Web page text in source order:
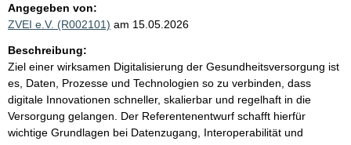
Angegeben von:
ZVEI e.V. (R002101) am 15.05.2026
Beschreibung:
Ziel einer wirksamen Digitalisierung der Gesundheitsversorgung ist
es, Daten, Prozesse und Technologien so zu verbinden, dass
digitale Innovationen schneller, skalierbar und regelhaft in die
Versorgung gelangen. Der Referentenentwurf schafft hierfür
wichtige Grundlagen bei Datenzugang, Interoperabilität und